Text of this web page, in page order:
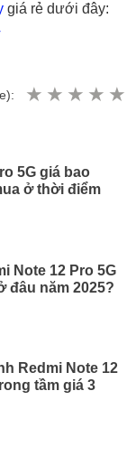
giá rẻ dưới đây:
5G giá bao
ở thời điểm
Note 12 Pro 5G
đâu năm 2025?
Redmi Note 12
tầm giá 3